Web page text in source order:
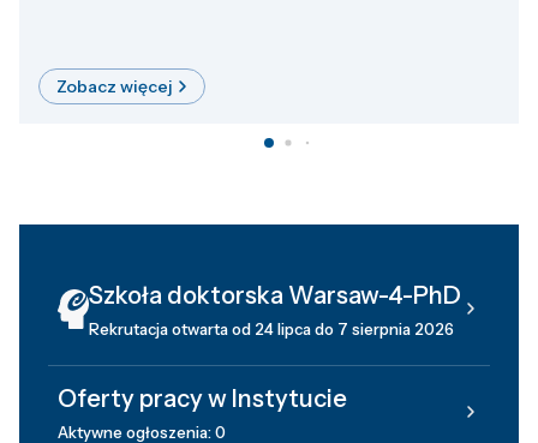
Zobacz więcej
Szkoła doktorska Warsaw-4-PhD
Rekrutacja otwarta od 24 lipca do 7 sierpnia 2026
Oferty pracy w Instytucie
Aktywne ogłoszenia: 0